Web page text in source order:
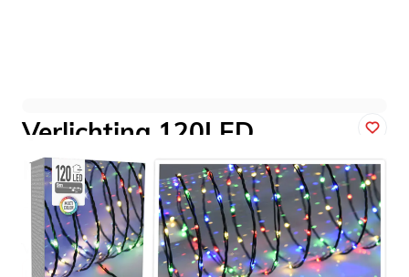
Verlichting 120LED
Multicolor - 9 meter
Art. nr. 057797
Variant